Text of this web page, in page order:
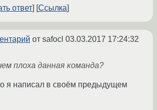
ответ Ссылка
от safocl 03.03.2017 17:24:32
плоха данная команда?
я написал в своём предыдущем